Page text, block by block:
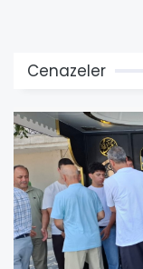
Cenazeler